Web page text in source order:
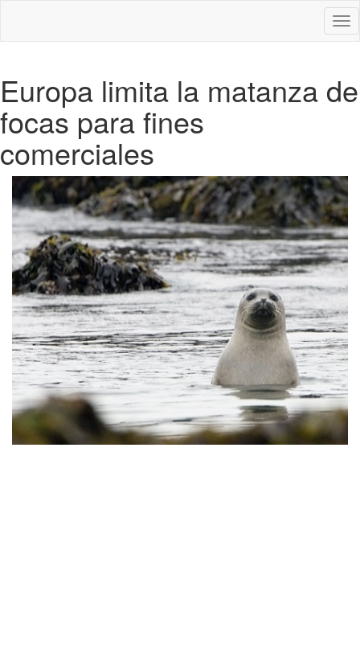
Europa limita la matanza de
focas para fines
comerciales